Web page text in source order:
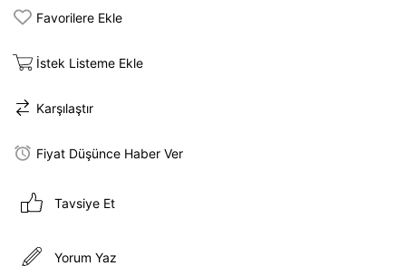
Favorilere Ekle
İstek Listeme Ekle
Karşılaştır
Fiyat Düşünce Haber Ver
Tavsiye Et
Yorum Yaz